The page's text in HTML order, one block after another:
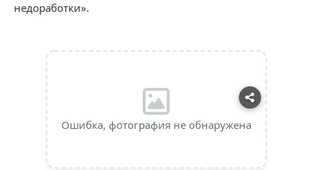
недоработки».
Ошибка, фотография не обнаружена